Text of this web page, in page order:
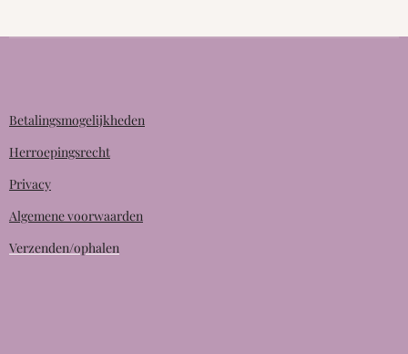
Betalingsmogelijkheden
Herroepingsrecht
Privacy
Algemene voorwaarden
Verzenden/ophalen